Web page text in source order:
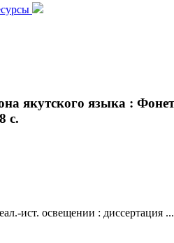
якутского языка :
с.
ист. освещении : диссертация